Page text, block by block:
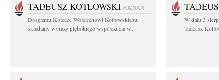
TADEUSZ KOTŁOWSKI POZNAŃ
Drogiemu Koledze Wojciechowi Kotłowskiemu
składamy wyrazy głębokiego współczucia w...
W dniu 3
Tadeusz